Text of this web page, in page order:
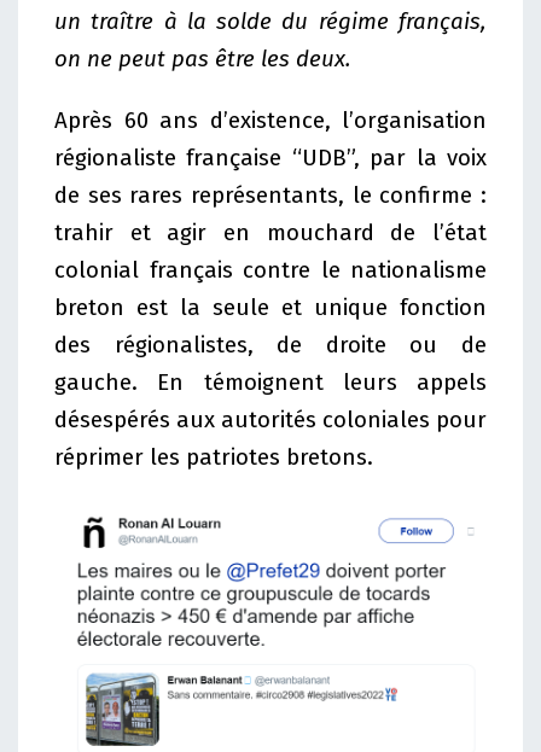
un traître à la solde du régime français,
on ne peut pas être les deux.
Après 60 ans d’existence, l’organisation
régionaliste française “UDB”, par la voix
de ses rares représentants, le confirme :
trahir et agir en mouchard de l’état
colonial français contre le nationalisme
breton est la seule et unique fonction
des régionalistes, de droite ou de
gauche. En témoignent leurs appels
désespérés aux autorités coloniales pour
réprimer les patriotes bretons.